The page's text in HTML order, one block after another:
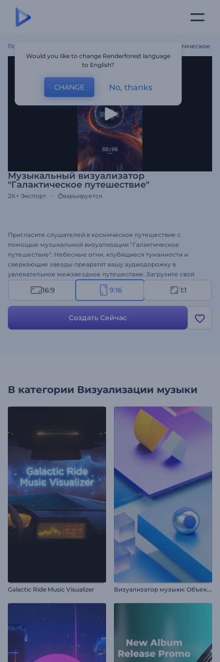
Главная Музыкальный Визуализатор "Галактическое
Музыкальный визуализатор
"Галактическое путешествие"
2K+ Экспорт варьируется
Пригласите слушателей в космическое путешествие с
помощью музыкальной визуализации "Галактическое
путешествие". Небесные огни, клубящиеся туманности и
сверкающие звезды превратят вашу аудиодорожку в
увлекательное межзвездное путешествие. Загрузите свой
музыкальный трек, укажите название песни, и пусть
бескрайние галактики увеличат число ваших поклонников.
продюсеров или тех, кто хочет открыть свой музыкальный
YouTube-канал. Создавайте прямо сейчас и запускайте свою
16:9 9:16 1:1
Создать Сейчас
В категории Визуализации музыки
Galactic Ride Music Visualizer В
изуализатор музыки: Объекты в движении
Would you like to change Renderforest language
to English?
CHANGE No, thanks